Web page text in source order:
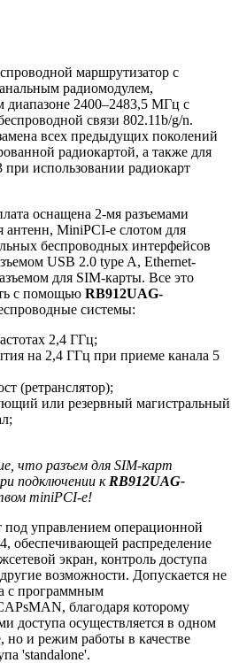
маршрутизатор с
радиомодулем,
диапазоне 2400–2483,5 МГц с
связи 802.11b/g/n.
всех предыдущих поколений
радиокартой, а также для
использовании радиокарт
оснащена 2-мя разъемами
MiniPCI-e слотом для
беспроводных интерфейсов
USB 2.0 type A, Ethernet-
для SIM-карты. Все это
с помощью RB912UAG-
системы:
2,4 ГГц;
на 2,4 ГГц при приеме канала 5
(ретранслятор);
или резервный магистральный
что разъем для SIM-карт
подключении к RB912UAG-
miniPCI-e!
под управлением операционной
обеспечивающей распределение
экран, контроль доступа
возможности. Допускается не
с программным
благодаря которому
доступа осуществляется в одном
но и режим работы в качестве
'standalone'.